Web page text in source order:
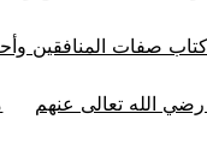
كتاب صفات المنافقين
الله تعالى عنهم